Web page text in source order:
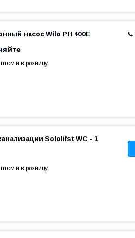
насос Wilo PH 400Е
и в розницу
Sololifst WC - 1
и в розницу